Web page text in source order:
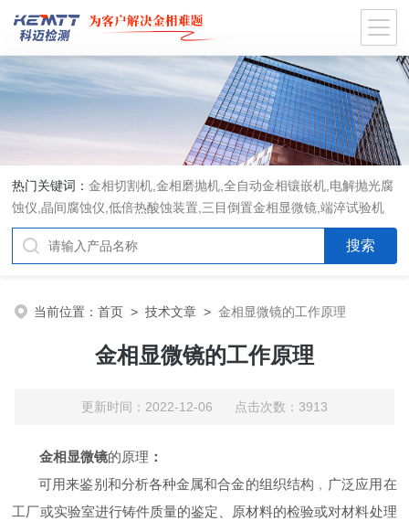
热门关键词：金相切割机,金相磨抛机,全自动金相镶嵌机,电解抛光腐
蚀仪,晶间腐蚀仪,低倍热酸蚀装置,三目倒置金相显微镜,端淬试验机
当前位置：首页 >技术文章 >金相显微镜的工作原理
金相显微镜的工作原理
更新时间：2022-12-06 点击次数：3913
金相显微镜的原理 ：
可用来鉴别和分析各种金属和合金的组织结构﹐广泛应用在
工厂或实验室进行铸件质量的鉴定、原材料的检验或对材料处理